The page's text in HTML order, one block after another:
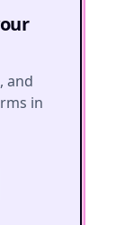
and
in